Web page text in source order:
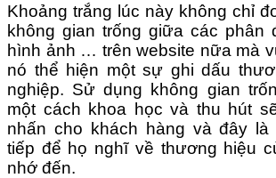
Khoảng trắng lúc này không chỉ
không gian trống giữa các phân
hình ảnh … trên website nữa mà
nó thể hiện một sự ghi dấu
nghiệp. Sử dụng không gian
một cách khoa học và thu hút
nhấn cho khách hàng và đây là
tiếp để họ nghĩ về thương hiệu
nhớ đến.